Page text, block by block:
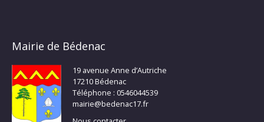
Mairie de Bédenac
19 avenue Anne d’Autriche
17210 Bédenac
Téléphone : 0546044539
mairie@bedenac17.fr